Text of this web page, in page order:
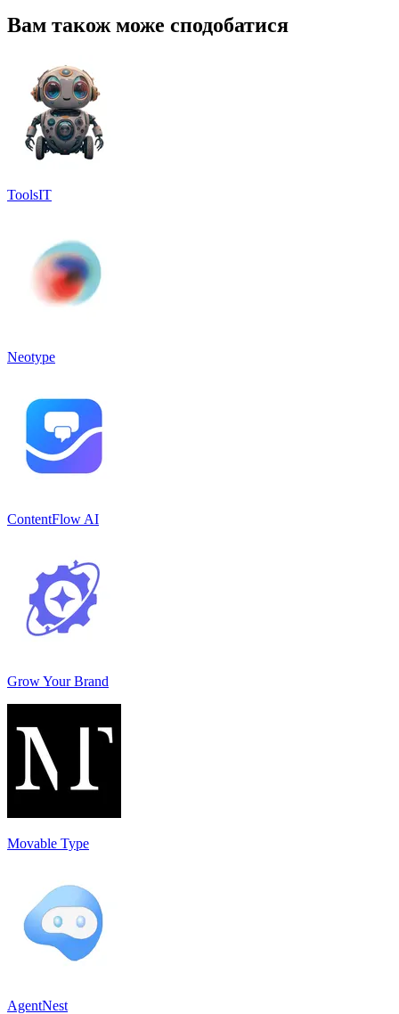
Вам також може сподобатися
ToolsIT
Neotype
ContentFlow AI
Grow Your Brand
Movable Type
AgentNest